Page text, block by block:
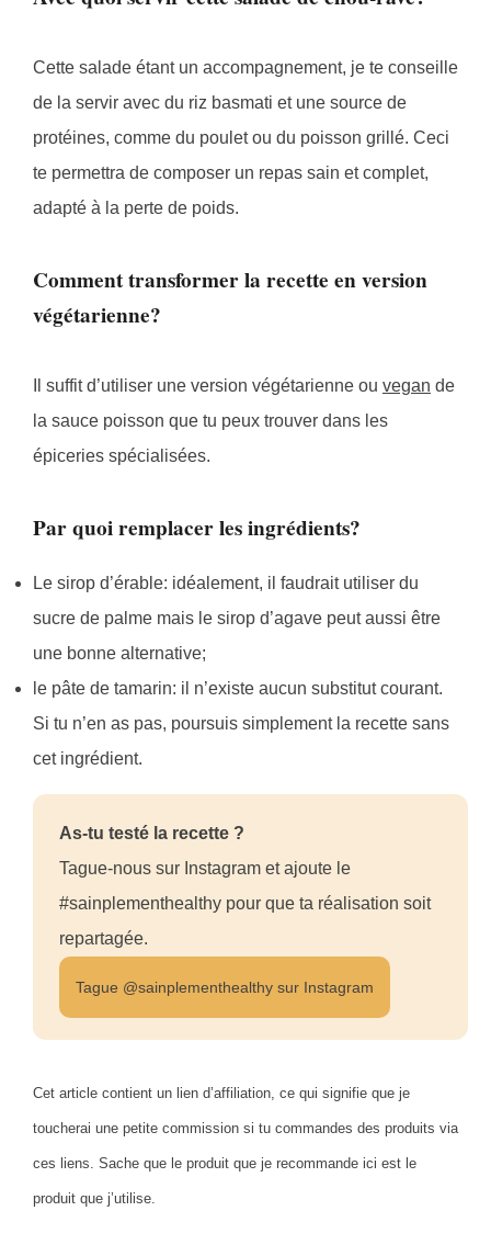
Cette salade étant un accompagnement, je te conseille
de la servir avec du riz basmati et une source de
protéines, comme du poulet ou du poisson grillé. Ceci
te permettra de composer un repas sain et complet,
adapté à la perte de poids.
Comment transformer la recette en version
végétarienne?
Il suffit d’utiliser une version végétarienne ou vegan de
la sauce poisson que tu peux trouver dans les
épiceries spécialisées.
Par quoi remplacer les ingrédients?
Le sirop d’érable: idéalement, il faudrait utiliser du
sucre de palme mais le sirop d’agave peut aussi être
une bonne alternative;
le pâte de tamarin: il n’existe aucun substitut courant.
Si tu n’en as pas, poursuis simplement la recette sans
cet ingrédient.
As-tu testé la recette ?
Tague-nous sur Instagram et ajoute le
#sainplementhealthy pour que ta réalisation soit
repartagée.
Tague @sainplementhealthy sur Instagram
Cet article contient un lien d’affiliation, ce qui signifie que je
toucherai une petite commission si tu commandes des produits via
ces liens. Sache que le produit que je recommande ici est le
produit que j’utilise.